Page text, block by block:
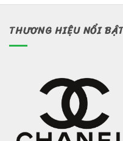
THƯƠNG HIỆU NỔI